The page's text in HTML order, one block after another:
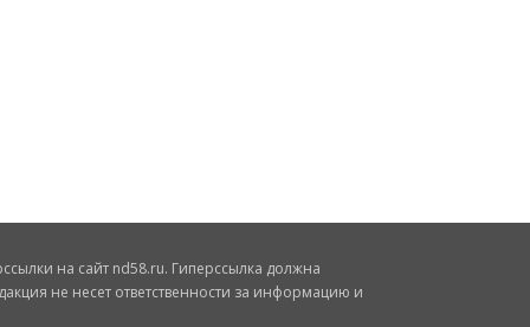
на сайт nd58.ru. Гиперссылка должна
не несет ответственности за информацию и